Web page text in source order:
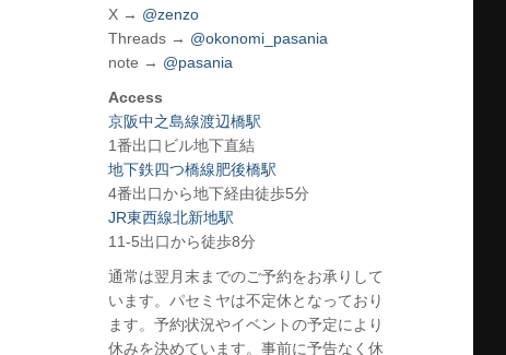
X → @zenzo
Threads → @okonomi_pasania
note → @pasania
Access
京阪中之島線渡辺橋駅
1番出口ビル地下直結
地下鉄四つ橋線肥後橋駅
4番出口から地下経由徒歩5分
JR東西線北新地駅
11-5出口から徒歩8分
通常は翌月末までのご予約をお承りして
います。パセミヤは不定休となっており
ます。予約状況やイベントの予定により
休みを決めています。事前に予告なく休